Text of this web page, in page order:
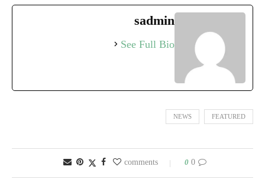
sadmin
See Full Bio
FEATURED
NEWS
0 comments
0